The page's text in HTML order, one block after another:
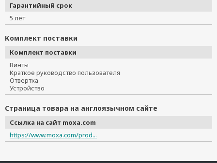
Гарантийный срок
5 лет
Комплект поставки
Комплект поставки
Винты
Краткое руководство пользователя
Отвертка
Устройство
Страница товара на англоязычном сайте
Ссылка на сайт moxa.com
https://www.moxa.com/prod...